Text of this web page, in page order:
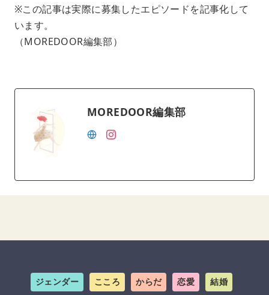
※この記事は実際に募集したエピソードを記事化して
います。
（MOREDOOR編集部）
MOREDOOR編集部
ジェンダー こころ からだ 恋愛 結婚